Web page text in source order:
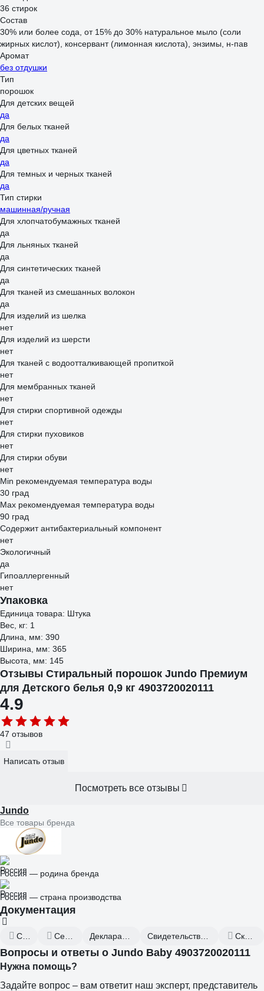
36 стирок
Состав
30% или более сода, от 15% до 30% натуральное мыло (соли
жирных кислот), консервант (лимонная кислота), энзимы, н-пав
Аромат
без отдушки
Тип
порошок
Для детских вещей
да
Для белых тканей
да
Для цветных тканей
да
Для темных и черных тканей
да
Тип стирки
машинная/ручная
Для хлопчатобумажных тканей
да
Для льняных тканей
да
Для синтетических тканей
да
Для тканей из смешанных волокон
да
Для изделий из шелка
нет
Для изделий из шерсти
нет
Для тканей с водоотталкивающей пропиткой
нет
Для мембранных тканей
нет
Для стирки спортивной одежды
нет
Для стирки пуховиков
нет
Для стирки обуви
нет
Min рекомендуемая температура воды
30 град
Мах рекомендуемая температура воды
90 град
Содержит антибактериальный компонент
нет
Экологичный
да
Гипоаллергенный
нет
Упаковка
Единица товара: Штука
Вес, кг: 1
Длина, мм: 390
Ширина, мм: 365
Высота, мм: 145
Отзывы Стиральный порошок Jundo Премиум
для Детского белья 0,9 кг 4903720020111
4.9
47 отзывов
Написать отзыв
Посмотреть все отзывы
Jundo
Все товары бренда
Россия — родина бренда
Россия — страна производства
Документация
Сертификаты соответствия
Вопросы и ответы о Jundo Baby 4903720020111
Нужна помощь?
Задайте вопрос – вам ответит наш эксперт, представитель